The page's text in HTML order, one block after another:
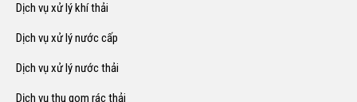
Dịch vụ xử lý khí thải
Dịch vụ xử lý nước cấp
Dịch vụ xử lý nước thải
Dịch vụ thu gom rác thải